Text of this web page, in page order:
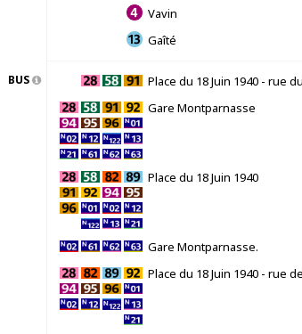
Vavin
Gaîté
BUS
Place du 18 Juin 1940 - rue
Gare Montparnasse
Place du 18 Juin 1940
Gare Montparnasse.
Place du 18 Juin 1940 - rue